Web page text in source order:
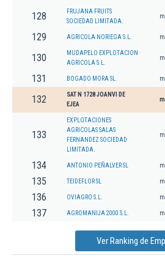
128
FRUJANA FRUITS
SOCIEDAD LIMITADA.
129 AGRICOLA NORIEGA S.L.
130
MUDAPELO EXPLOTACION
AGRICOLA S.L.
131 BOGADO MORA SL.
132
SAT N 1728 JOANVI DE
EJEA
133
EXPLOTACIONES
AGRICOLAS SALAS
FERNANDEZ SOCIEDAD
LIMITADA.
134 ANTONIO PEÑALVER SL
135 TEIDEFLOR SL
136 OVIAGRO S.L.
137 AGROMANIJA 2000 S.L.
Ver Ranking de